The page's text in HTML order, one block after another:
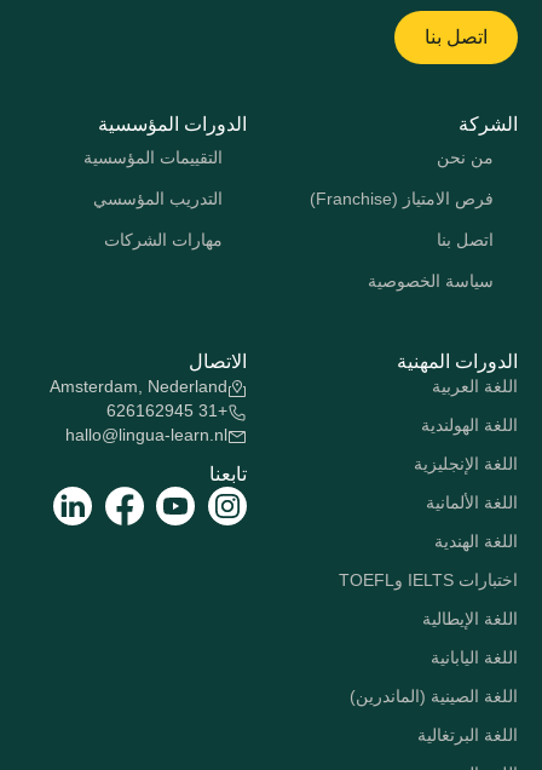
اتصل بنا
الشركة
من نحن
فرص الامتياز (Franchise)
اتصل بنا
سياسة الخصوصية
الدورات المؤسسية
التقييمات المؤسسية
التدريب المؤسسي
مهارات الشركات
الدورات المهنية
اللغة العربية
اللغة الهولندية
اللغة الإنجليزية
اللغة الألمانية
اللغة الهندية
اختبارات IELTS وTOEFL
اللغة الإيطالية
اللغة اليابانية
اللغة الصينية (الماندرين)
اللغة البرتغالية
الاتصال
Amsterdam, Nederland
+31 626162945
hallo@lingua-learn.nl
تابعنا